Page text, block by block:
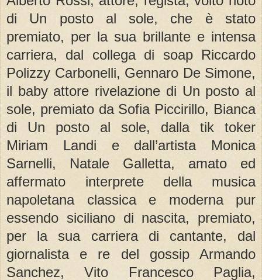
di Un posto al sole, che è stato
premiato, per la sua brillante e intensa
carriera, dal collega di soap Riccardo
Polizzy Carbonelli, Gennaro De Simone,
il baby attore rivelazione di Un posto al
sole, premiato da Sofia Piccirillo, Bianca
di Un posto al sole, dalla tik toker
Miriam Landi e dall’artista Monica
Sarnelli, Natale Galletta, amato ed
affermato interprete della musica
napoletana classica e moderna pur
essendo siciliano di nascita, premiato,
per la sua carriera di cantante, dal
giornalista e re del gossip Armando
Sanchez, Vito Francesco Paglia,